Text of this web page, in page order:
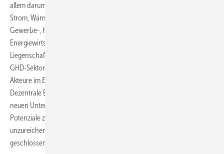
allem darum, neben der effizienten Nutzung und Verknüpfung von
Strom, Wärme und Kälte auch zu erproben, wie Industrie sowie der
Gewerbe-, Handels- und Dienstleistungssektor (GHD) in die
Energiewirtschaft eingebunden werden können. „Bislang sind
Liegenschaften mittelständischer Industrieunternehmen oder des
GHD-Sektors nur primärenergetisch betrachtet worden, nicht als
Akteure im Energiesystem“, begründet Jessica Thomsen, Teamleiterin
Dezentrale Energieversorgung und Märkte am Fraunhofer ISE, den
neuen Untersuchungsansatz. „Die in ihnen schlummernden
Potenziale zur Bereitstellung von Flexibilität sind bisher nur
unzureichend erforscht worden, eine Lücke, die unser Projekt
geschlossen hat“, betont sie.